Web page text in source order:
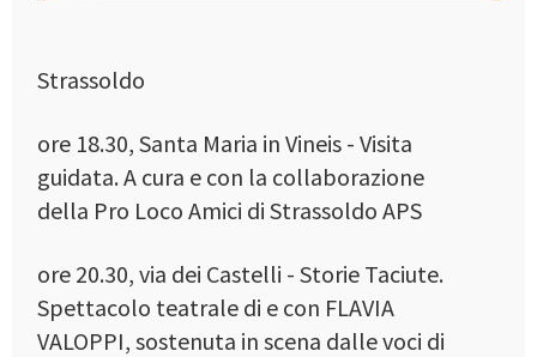
Strassoldo
ore 18.30, Santa Maria in Vineis - Visita
guidata. A cura e con la collaborazione
della Pro Loco Amici di Strassoldo APS
ore 20.30, via dei Castelli - Storie Taciute.
Spettacolo teatrale di e con FLAVIA
VALOPPI, sostenuta in scena dalle voci di